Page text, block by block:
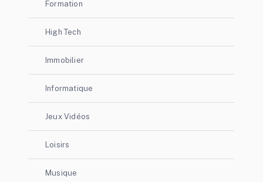
Formation
High Tech
Immobilier
Informatique
Jeux Vidéos
Loisirs
Musique